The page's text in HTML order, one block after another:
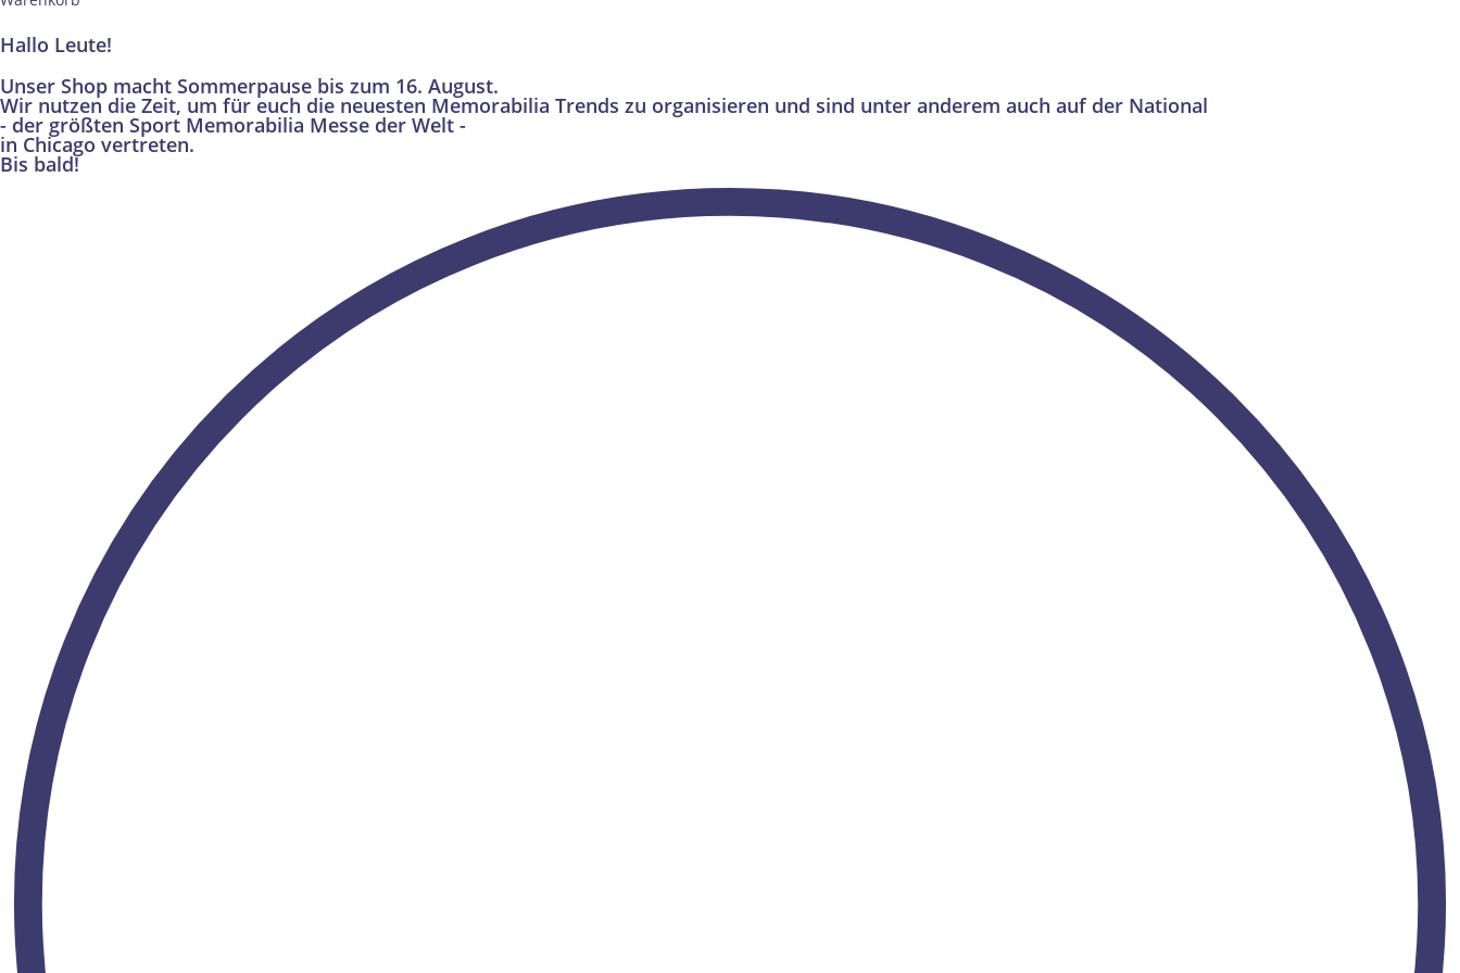
Hallo Leute!
Unser Shop macht Sommerpause bis zum 16. August.
Wir nutzen die Zeit, um für euch die neuesten Memorabilia Trends zu organisieren und sind unter anderem auch auf der National
- der größten Sport Memorabilia Messe der Welt -
in Chicago vertreten.
Bis bald!